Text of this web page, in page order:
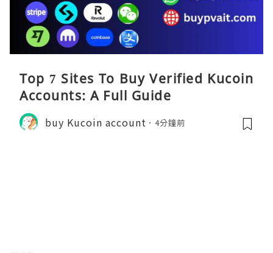
Top 7 Sites To Buy Verified Kucoin
Accounts: A Full Guide
buy Kucoin account 4分鐘前